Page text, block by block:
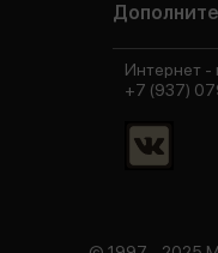
Интернет -
+7 (937)